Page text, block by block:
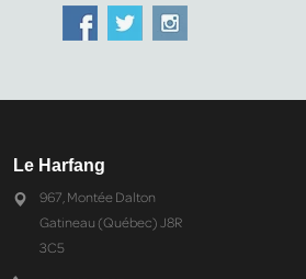
Le Harfang
967, Montée Dalton
Gatineau (Québec) J8R
3C5